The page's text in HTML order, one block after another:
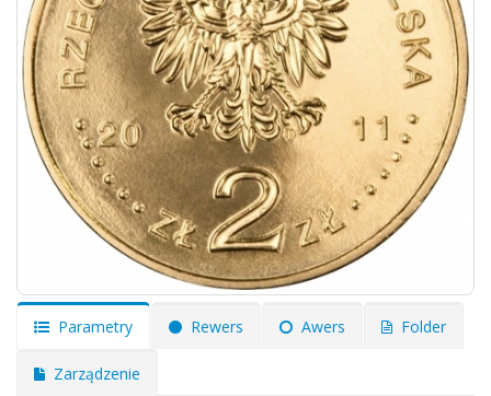
Parametry Rewers Awers Folder
Zarządzenie